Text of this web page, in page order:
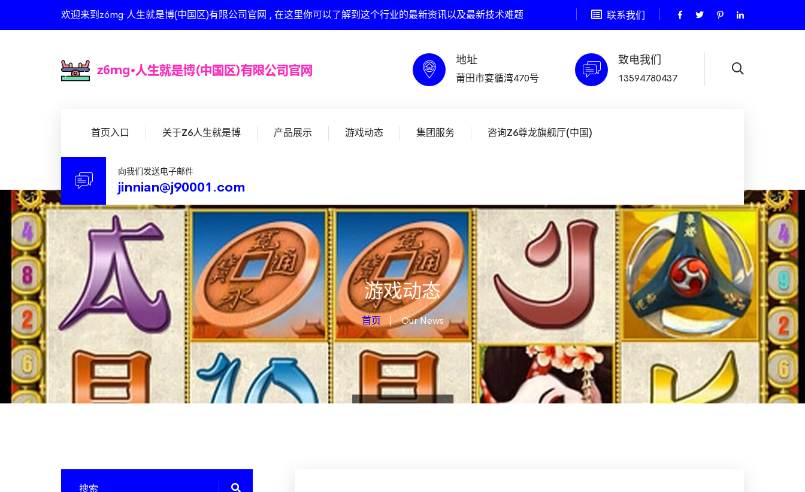
欢迎来到z6mg·人生就是博(中国区)有限公司官网 , 在这里你可以了解到这个行业的最新资讯以及最新技术难题 联系我们
地址
莆田市宴循湾470号
致电我们
13594780437
首页入口 关于Z6人生就是博 产品展示 游戏动态 集团服务 咨询Z6尊龙旗舰厅(中国)
向我们发送电子邮件
jinnian@j90001.com
游戏动态
首页 Our News